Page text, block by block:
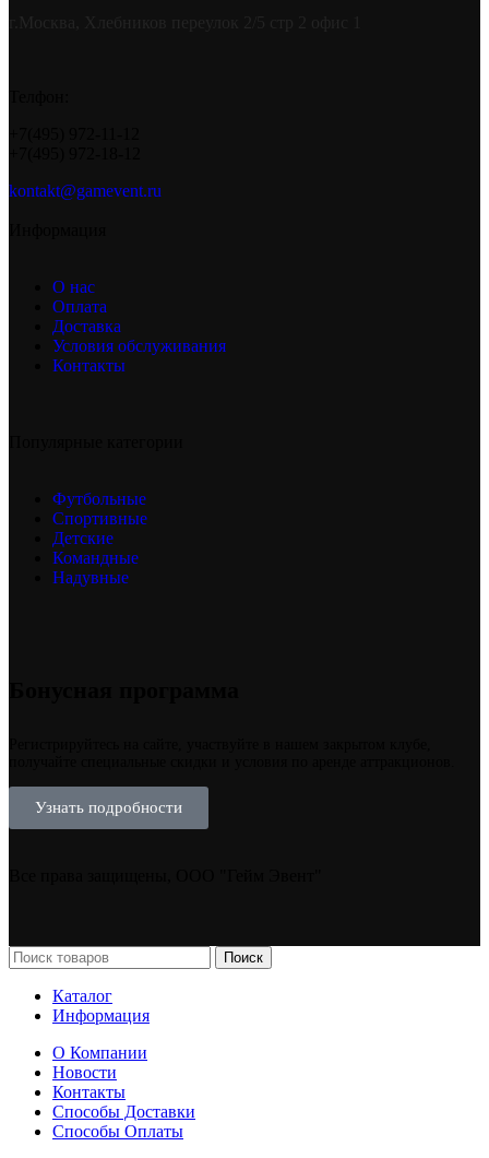
kontakt@gamevent.ru
О нас
Оплата
Доставка
Условия обслуживания
Контакты
Футбольные
Спортивные
Детские
Командные
Надувные
Узнать подробности
Поиск
Каталог
Информация
О Компании
Новости
Контакты
Способы Доставки
Способы Оплаты